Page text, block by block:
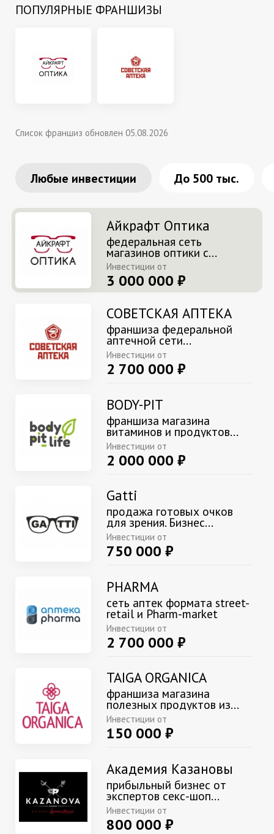
ПОПУЛЯРНЫЕ ФРАНШИЗЫ
Список франшиз обновлен 05.08.2026
Любые инвестиции До 500 тыс.
Айкрафт Оптика
федеральная сеть
магазинов оптики с...
Инвестиции от
3 000 000 ₽
СОВЕТСКАЯ АПТЕКА
франшиза федеральной
аптечной сети...
Инвестиции от
2 700 000 ₽
BODY-PIT
франшиза магазина
витаминов и продуктов...
Инвестиции от
2 000 000 ₽
Gatti
продажа готовых очков
для зрения. Бизнес...
Инвестиции от
750 000 ₽
PHARMA
сеть аптек формата street-
retail и Pharm-market
Инвестиции от
2 700 000 ₽
TAIGA ORGANICA
франшиза магазина
полезных продуктов из...
Инвестиции от
150 000 ₽
Академия Казановы
прибыльный бизнес от
экспертов секс-шоп...
Инвестиции от
800 000 ₽